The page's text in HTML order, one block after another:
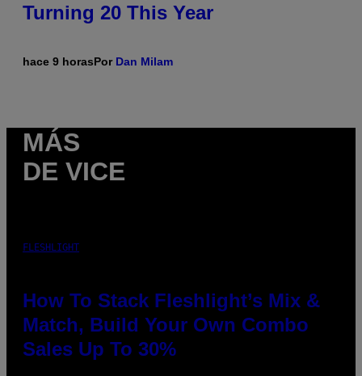
Turning 20 This Year
hace 9 horasPor Dan Milam
MÁS
DE VICE
FLESHLIGHT
How To Stack Fleshlight’s Mix &
Match, Build Your Own Combo
Sales Up To 30%